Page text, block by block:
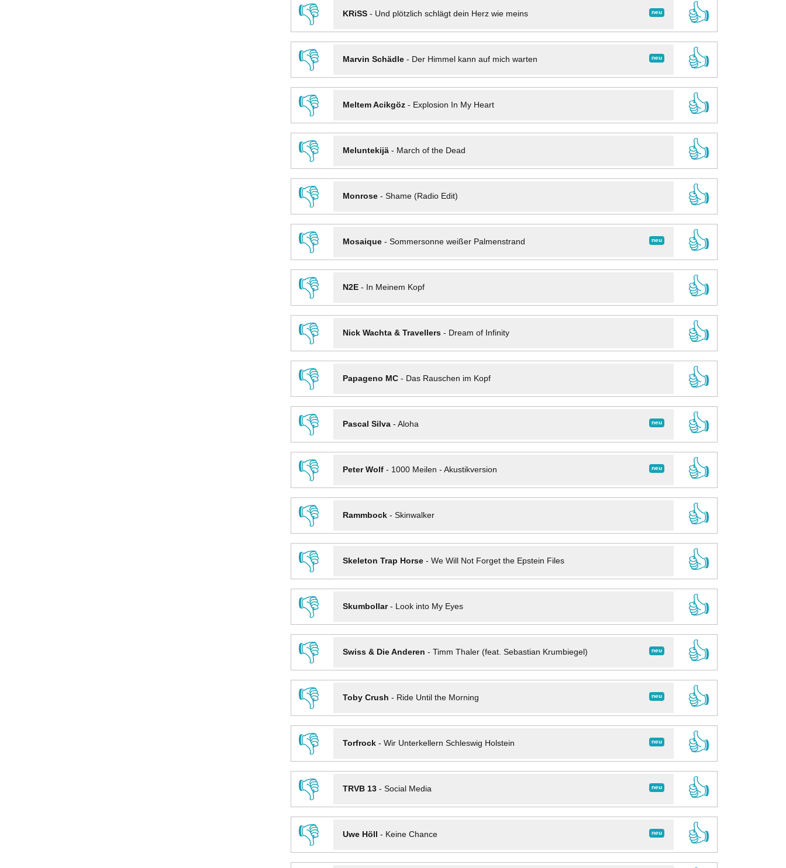
👎
neu
KRiSS- Und plötzlich schlägt dein Herz wie meins
👍
👎
neu
Marvin Schädle- Der Himmel kann auf mich warten
👍
👎
Meltem Acikgöz- Explosion In My Heart
👍
👎
Meluntekijä- March of the Dead
👍
👎
Monrose- Shame (Radio Edit)
👍
👎
neu
Mosaique- Sommersonne weißer Palmenstrand
👍
👎
N2E- In Meinem Kopf
👍
👎
Nick Wachta & Travellers- Dream of Infinity
👍
👎
Papageno MC- Das Rauschen im Kopf
👍
👎
neu
Pascal Silva- Aloha
👍
👎
neu
Peter Wolf- 1000 Meilen - Akustikversion
👍
👎
Rammbock- Skinwalker
👍
👎
Skeleton Trap Horse- We Will Not Forget the Epstein Files
👍
👎
Skumbollar- Look into My Eyes
👍
👎
neu
Swiss & Die Anderen - Timm Thaler (feat. Sebastian Krumbiegel)
👍
👎
neu
Toby Crush - Ride Until the Morning
👍
👎
neu
Torfrock- Wir Unterkellern Schleswig Holstein
👍
👎
neu
TRVB 13- Social Media
👍
👎
neu
Uwe Höll - Keine Chance
👍